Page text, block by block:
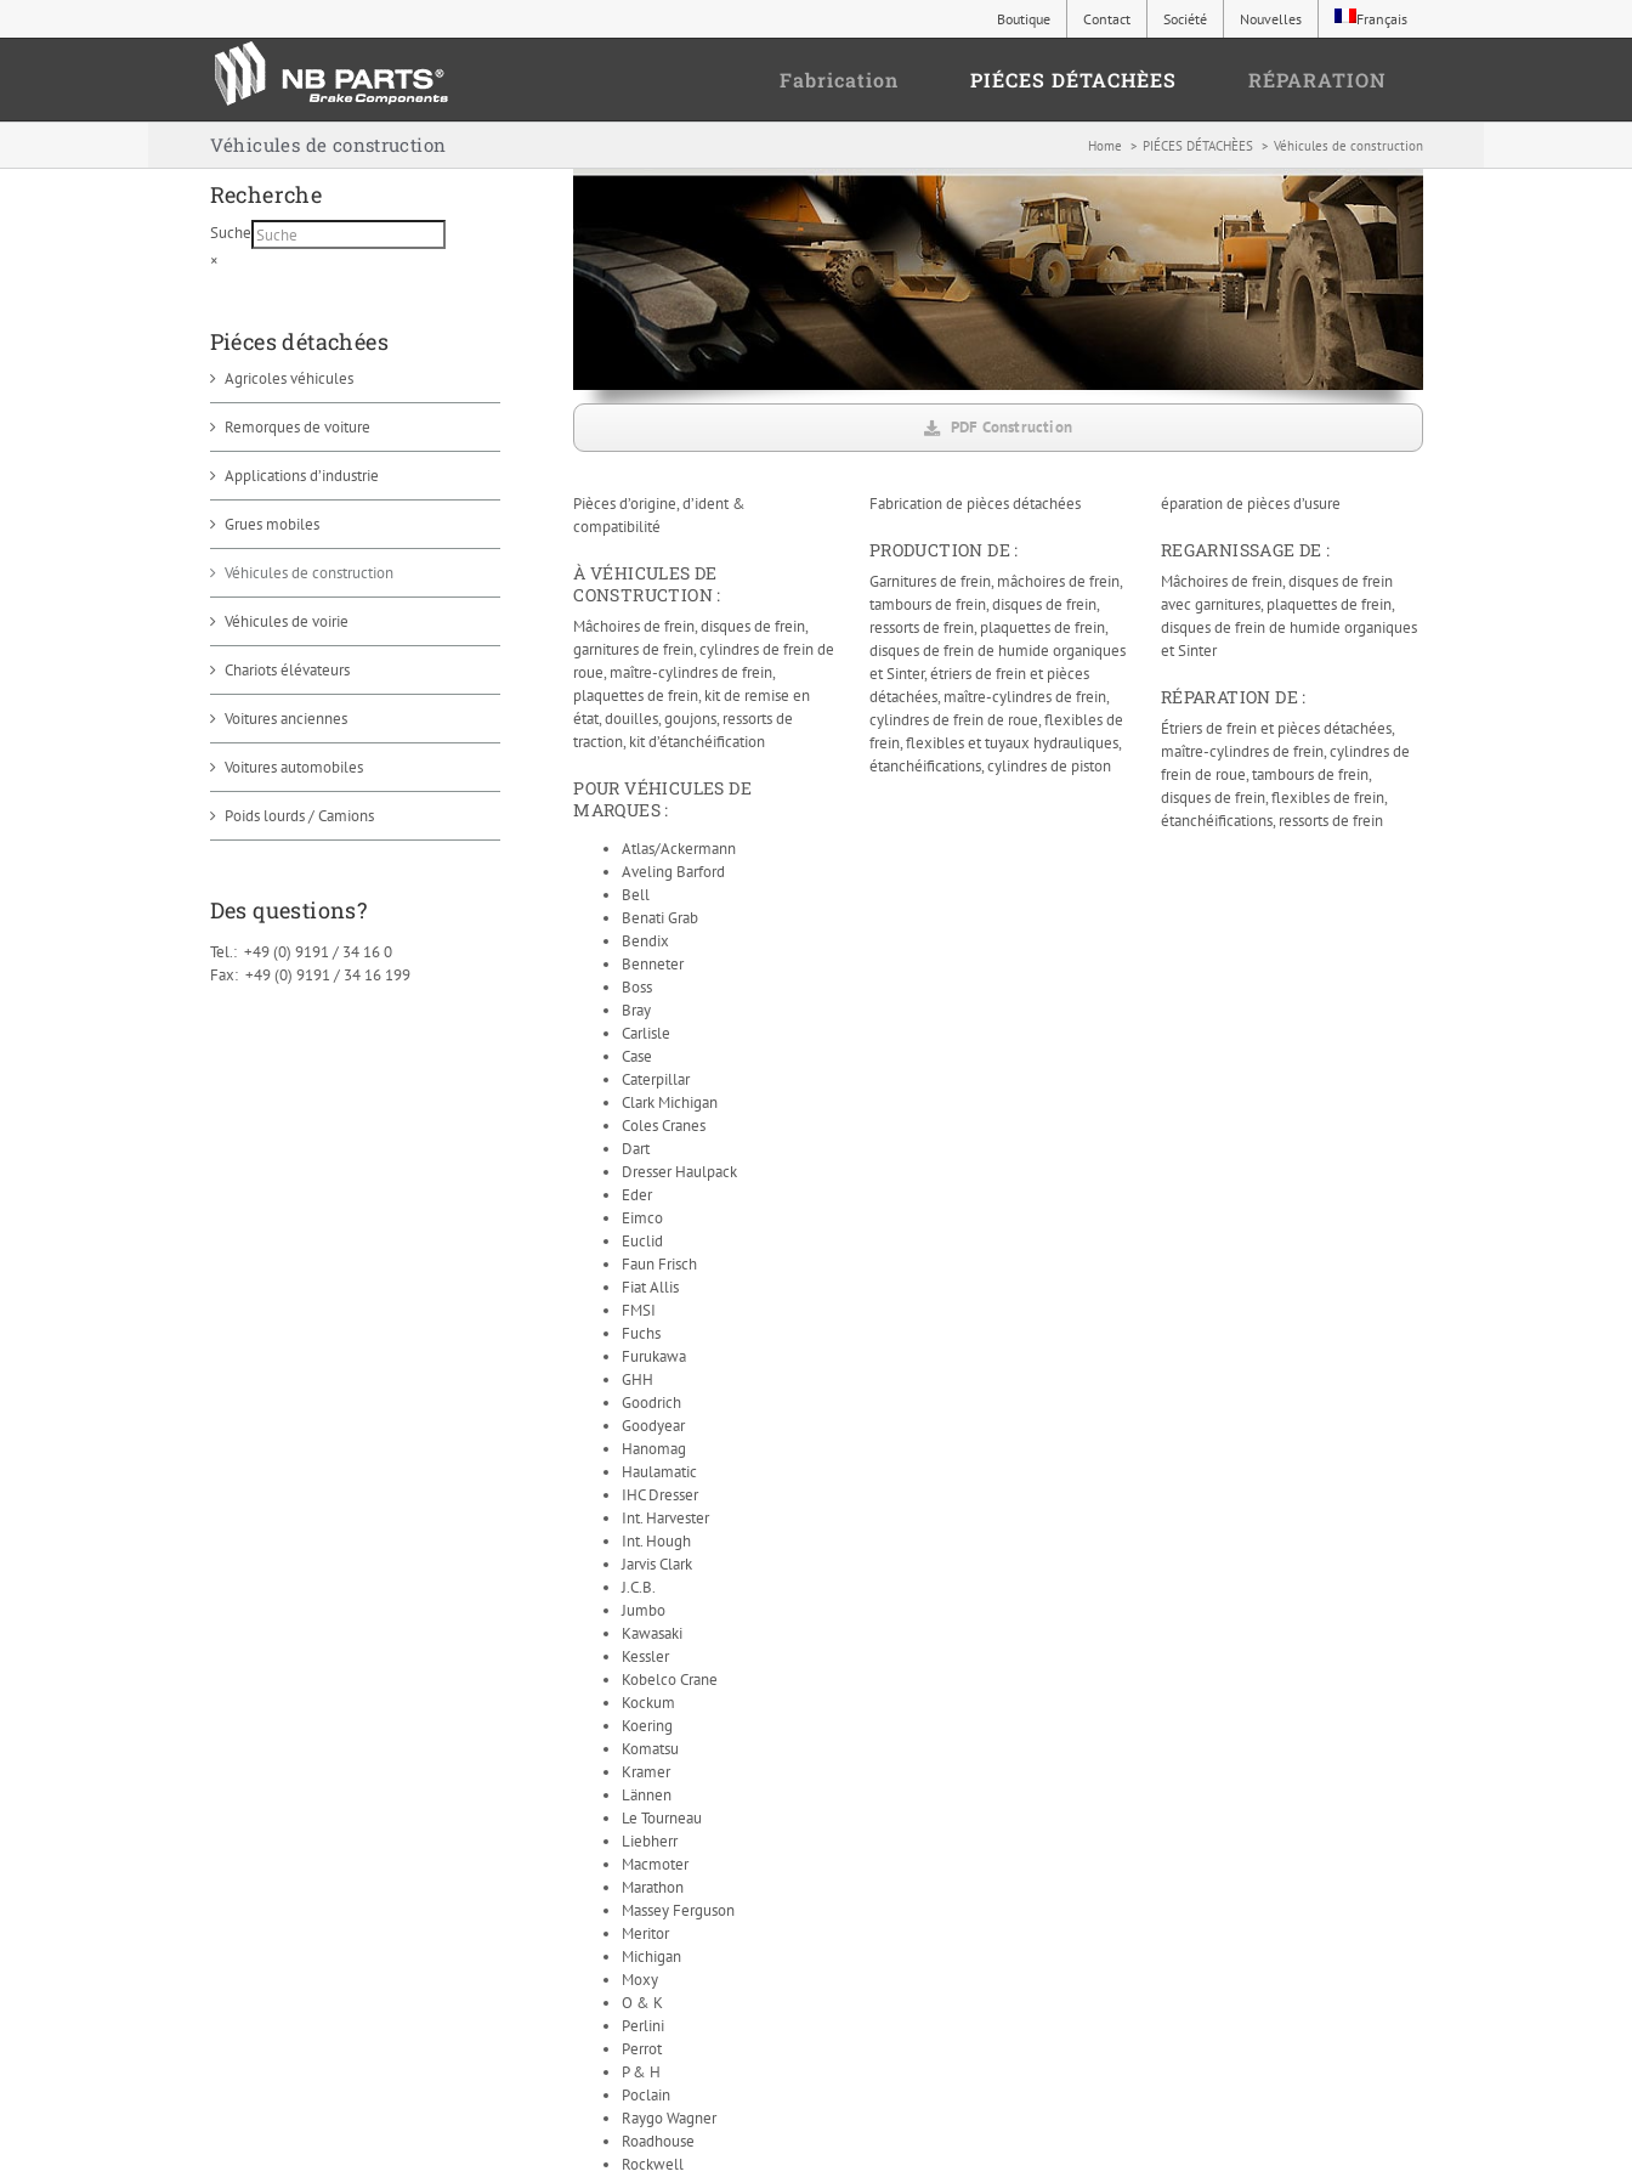
to
Boutique Contact Société Nouvelles Français
Fabrication PIÉCES DÉTACHÈES RÉPARATION
Véhicules de construction Home PIÉCES DÉTACHÈES Véhicules de construction
PDF Construction
Pièces d’origine, d’ident &
compatibilité
À VÉHICULES DE
CONSTRUCTION :
Mâchoires de frein, disques de frein,
garnitures de frein, cylindres de frein de
roue, maître-cylindres de frein,
plaquettes de frein, kit de remise en
état, douilles, goujons, ressorts de
traction, kit d’étanchéification
POUR VÉHICULES DE
MARQUES :
Atlas/Ackermann
Aveling Barford
Bell
Benati Grab
Bendix
Benneter
Boss
Bray
Carlisle
Case
Caterpillar
Clark Michigan
Coles Cranes
Dart
Dresser Haulpack
Eder
Eimco
Euclid
Faun Frisch
Fiat Allis
FMSI
Fuchs
Furukawa
GHH
Goodrich
Goodyear
Hanomag
Haulamatic
IHC Dresser
Int. Harvester
Int. Hough
Jarvis Clark
J.C.B.
Jumbo
Kawasaki
Kessler
Kobelco Crane
Kockum
Koering
Komatsu
Kramer
Lännen
Le Tourneau
Liebherr
Macmoter
Marathon
Massey Ferguson
Meritor
Michigan
Moxy
O & K
Perlini
Perrot
P & H
Poclain
Raygo Wagner
Roadhouse
Rockwell
Fabrication de pièces détachées
PRODUCTION DE :
Garnitures de frein, mâchoires de frein,
tambours de frein, disques de frein,
ressorts de frein, plaquettes de frein,
disques de frein de humide organiques
et Sinter, étriers de frein et pièces
détachées, maître-cylindres de frein,
cylindres de frein de roue, flexibles de
frein, flexibles et tuyaux hydrauliques,
étanchéifications, cylindres de piston
éparation de pièces d’usure
REGARNISSAGE DE :
Mâchoires de frein, disques de frein
avec garnitures, plaquettes de frein,
disques de frein de humide organiques
et Sinter
RÉPARATION DE :
Étriers de frein et pièces détachées,
maître-cylindres de frein, cylindres de
frein de roue, tambours de frein,
disques de frein, flexibles de frein,
étanchéifications, ressorts de frein
Recherche
Suche
×
Piéces détachées
Agricoles véhicules
Remorques de voiture
Applications d’industrie
Grues mobiles
Véhicules de construction
Véhicules de voirie
Chariots élévateurs
Voitures anciennes
Voitures automobiles
Poids lourds / Camions
Des questions?
Tel.: +49 (0) 9191 / 34 16 0
Fax: +49 (0) 9191 / 34 16 199